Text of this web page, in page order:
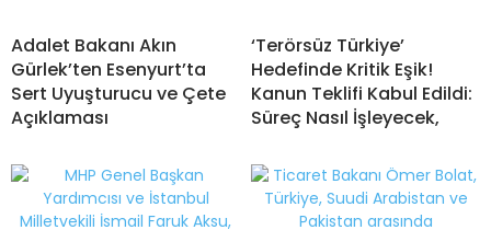
Adalet Bakanı Akın
Gürlek’ten Esenyurt’ta
Sert Uyuşturucu ve Çete
Açıklaması
‘Terörsüz Türkiye’
Hedefinde Kritik Eşik!
Kanun Teklifi Kabul Edildi:
Süreç Nasıl İşleyecek,